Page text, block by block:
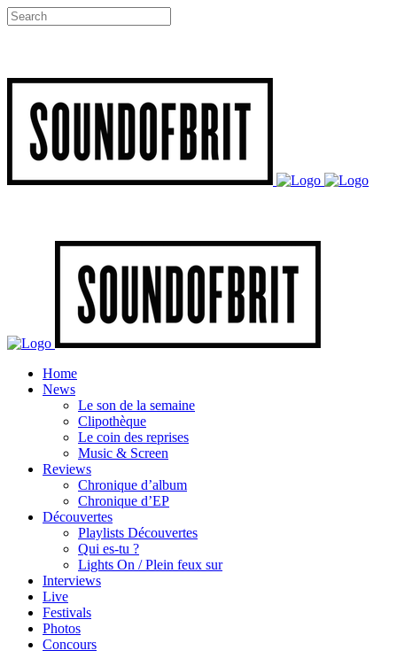
Home
News
Le son de la semaine
Clipothèque
Le coin des reprises
Music & Screen
Reviews
Chronique d’album
Chronique d’EP
Découvertes
Playlists Découvertes
Qui es-tu ?
Lights On / Plein feux sur
Interviews
Live
Festivals
Photos
Concours